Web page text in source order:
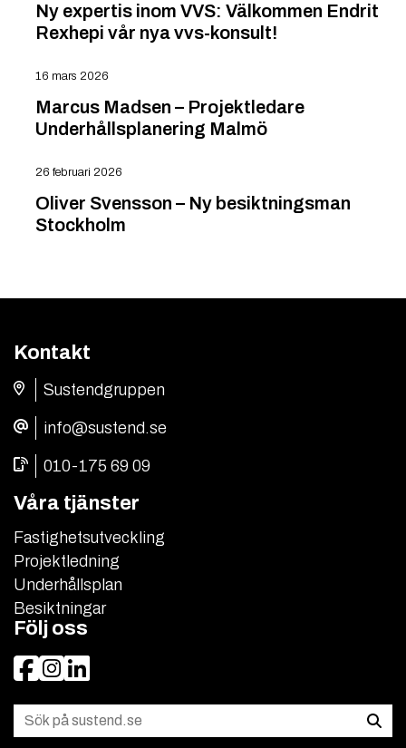
Ny expertis inom VVS: Välkommen Endrit
Rexhepi vår nya vvs-konsult!
Marcus Madsen – Projektledare
Underhållsplanering Malmö
16 mars 2026
Oliver Svensson – Ny besiktningsman
Stockholm
26 februari 2026
Kontakt
Sustendgruppen
info@sustend.se
010-175 69 09
Våra tjänster
Fastighetsutveckling
Projektledning
Underhållsplan
Besiktningar
Följ oss
Facebook Instagram LinkedIn
Sök